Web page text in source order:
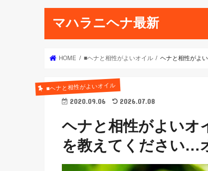
マハラニヘナ最新
HOME ■ヘナと相性がよいオイル ヘナと相性がよ
■ヘナと相性がよいオイル
2020.09.06 2026.07.08
ヘナと相性がよいオ
を教えてください…